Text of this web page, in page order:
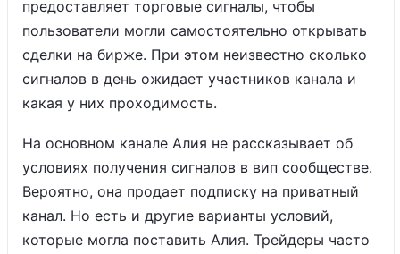
предоставляет торговые сигналы, чтобы
пользователи могли самостоятельно открывать
сделки на бирже. При этом неизвестно сколько
сигналов в день ожидает участников канала и
какая у них проходимость.
На основном канале Алия не рассказывает об
условиях получения сигналов в вип сообществе.
Вероятно, она продает подписку на приватный
канал. Но есть и другие варианты условий,
которые могла поставить Алия. Трейдеры часто